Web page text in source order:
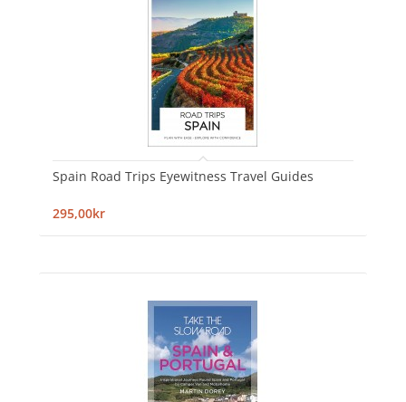
Spain Road Trips Eyewitness Travel Guides
295,00kr